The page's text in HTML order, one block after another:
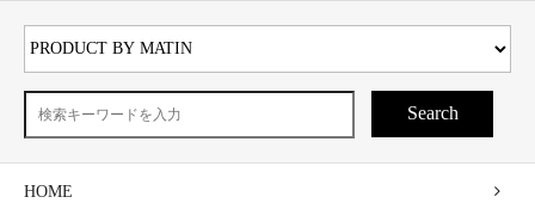
Search
HOME